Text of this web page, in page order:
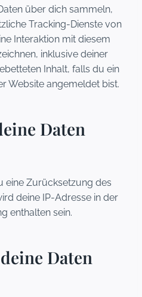
über dich sammeln,
Tracking-Dienste von
Interaktion mit diesem
inklusive deiner
Inhalt, falls du ein
Website angemeldet bist.
Daten
eine Zurücksetzung des
deine IP-Adresse in der
enthalten sein.
Daten